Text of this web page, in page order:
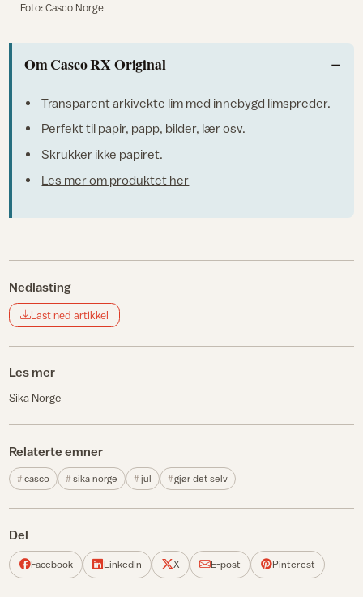
Foto: Casco Norge
Om Casco RX Original
Transparent arkivekte lim med innebygd limspreder.
Perfekt til papir, papp, bilder, lær osv.
Skrukker ikke papiret.
Les mer om produktet her
Nedlasting
Last ned artikkel
Les mer
Sika Norge
Relaterte emner
casco sika norge jul gjør det selv
Del
Facebook LinkedIn X E-post Pinterest